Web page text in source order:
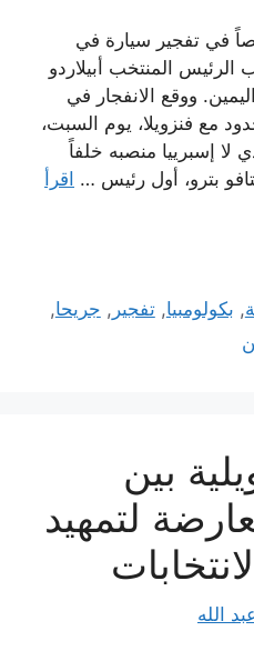
لا يقل عن 11 شخصاً في تفجير سيارة في
الرئيس المنتخب أبيلاردو
ووقع الانفجار في
مع فنزويلا، يوم السبت،
لا إسبرييا منصبه خلفاً
بترو، أول رئيس … اقرأ
, بكولومبيا,تفجير , جريحا,
بين
لتمهيد
الله